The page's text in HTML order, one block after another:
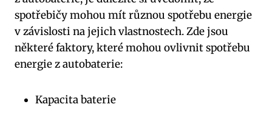
spotřebičy mohou mít různou spotřebu energie
v závislosti na jejich vlastnostech. Zde jsou
některé faktory, které mohou ovlivnit spotřebu
energie z autobaterie:
Kapacita baterie